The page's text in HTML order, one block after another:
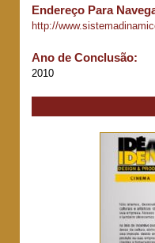
Endereço Para
http://
Ano de Conclusão:
2010